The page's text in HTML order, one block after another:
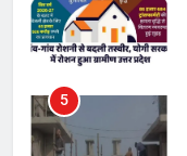
5